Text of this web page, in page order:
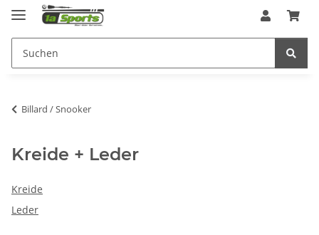
Billard / Snooker
Kreide + Leder
Kreide
Leder